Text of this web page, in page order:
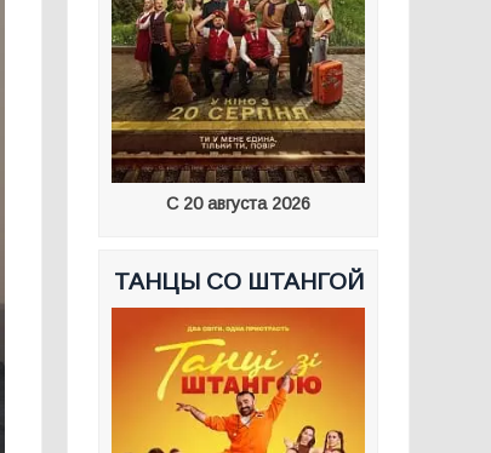
С 20 августа 2026
ТАНЦЫ СО ШТАНГОЙ